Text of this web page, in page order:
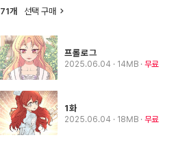
71개 선택 구매
프롤로그
2025.06.04 · 14MB 무료
1화
2025.06.04 · 18MB 무료